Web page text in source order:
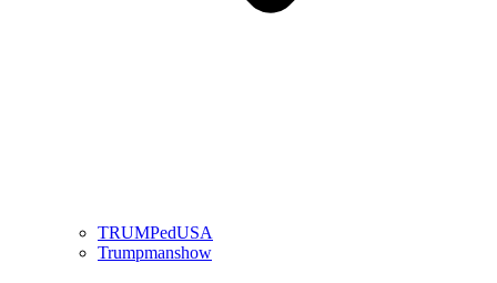
TRUMPedUSA
Trumpmanshow